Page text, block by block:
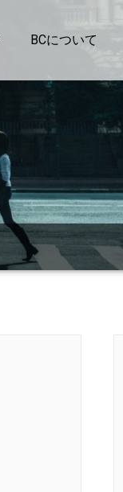
BCについて